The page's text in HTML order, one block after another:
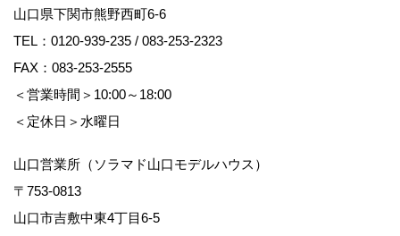
山口県下関市熊野西町6-6
TEL： 0120-939-235 / 083-253-2323
FAX：083-253-2555
＜営業時間＞10:00～18:00
＜定休日＞水曜日
山口営業所（ソラマド山口モデルハウス）
〒753-0813
山口市吉敷中東4丁目6-5